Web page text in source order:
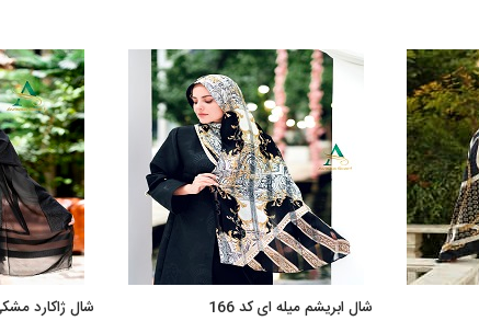
شال ابریشم میله ای کد 166 شال ژاکارد